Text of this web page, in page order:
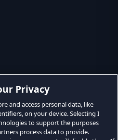
Privacy
and access personal data, like
on your device. Selecting I
to support the purposes
process data to provide.